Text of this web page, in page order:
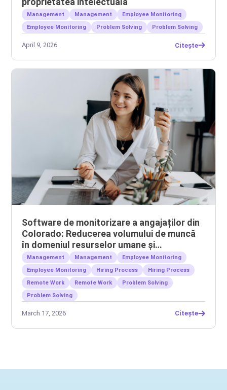
Management Management
Employee Monitoring
Employee Monitoring
Problem Solving Problem Solving
April 9, 2026 Citește
Software de monitorizare a angajaților din
Colorado: Reducerea volumului de muncă
în domeniul resurselor umane și
gestionarea echipelor la distanță
Management Management
Employee Monitoring
Employee Monitoring
Hiring Process
Hiring Process
Remote Work
Remote Work
Problem Solving
Problem Solving
March 17, 2026 Citește